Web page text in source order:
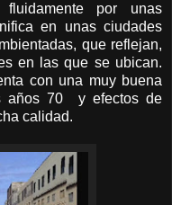
por unas
en unas ciudades
que reflejan,
en las que se ubican.
con una muy buena
años 70 y efectos de
calidad.